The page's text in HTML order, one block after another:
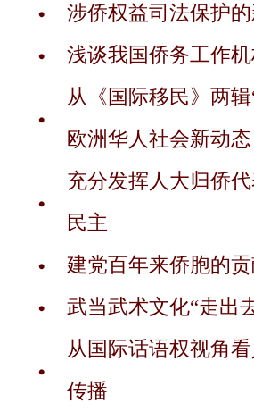
涉侨权益司法保护
浅谈我国侨务工作
从《国际移民》两
欧洲华人社会新动态
充分发挥人大归侨
民主
建党百年来侨胞的贡
武当武术文化“走出
从国际话语权视角
传播